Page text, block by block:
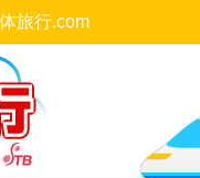
旅行.com